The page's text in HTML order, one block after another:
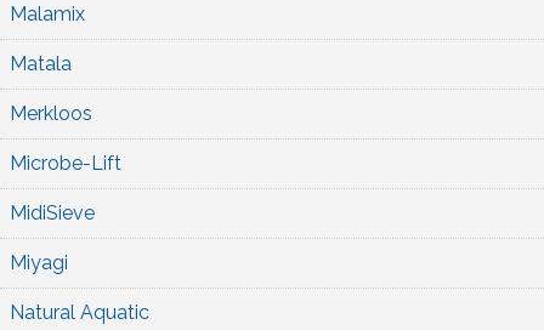
Malamix
Matala
Merkloos
Microbe-Lift
MidiSieve
Miyagi
Natural Aquatic